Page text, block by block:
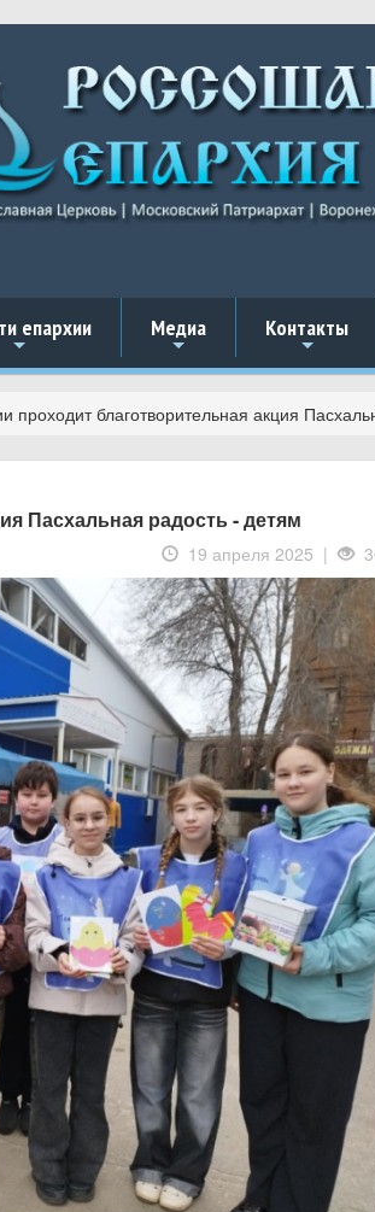
+
епархии
+
Медиа
+
Контакты
проходит благотворительная акция
Пасхальная радость - детям
19 апреля 2025 |